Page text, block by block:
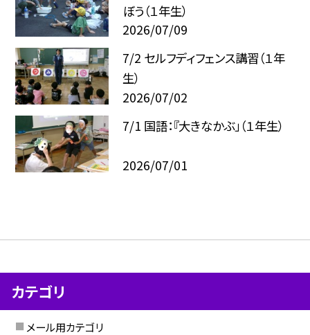
ぼう（１年生）
2026/07/09
7/2 セルフディフェンス講習（１年
生）
2026/07/02
7/1 国語：『大きなかぶ」（１年生）
2026/07/01
カテゴリ
メール用カテゴリ